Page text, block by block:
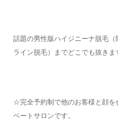
話題の男性版ハイジニーナ脱毛（
ライン脱毛）までどこでも抜きま
☆完全予約制で他のお客様と顔を
ベートサロンです。